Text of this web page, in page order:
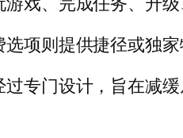
项则提供捷径或独家
专门设计，旨在减